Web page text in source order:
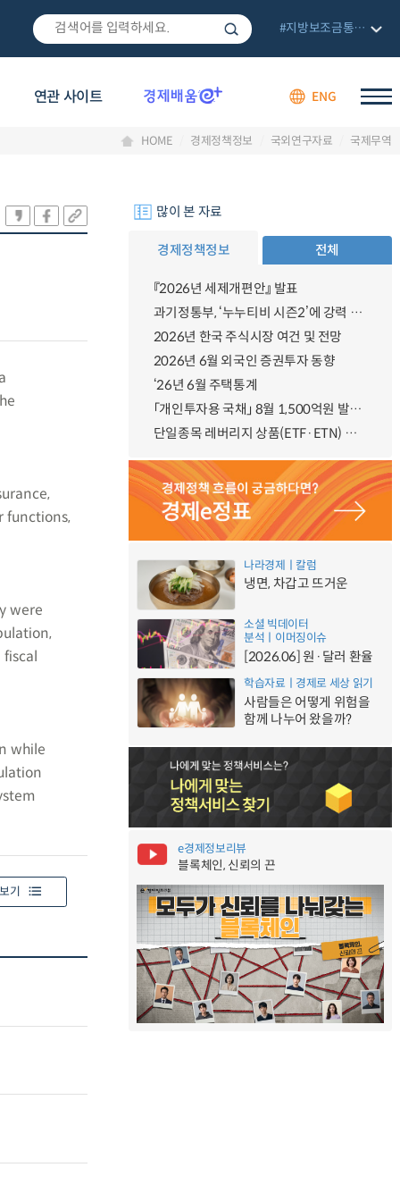
연관 사이트 ENG
#지방보조금통합관리망
HOME 경제정책정보 국외연구자료 국제무역
functions,
were
while
기
많이 본 자료
경제정책정보 전체
『2026년 세제개편안』 발표
과기정통부, ‘누누티비 시즌2’에 강력 대응 의지 밝혀
2026년 한국 주식시장 여건 및 전망
2026년 6월 외국인 증권투자 동향
‘26년 6월 주택통계
「개인투자용 국채」 8월 1,500억원 발행 예정
단일종목 레버리지 상품(ETF·ETN) 기본예탁금 강화 조기시행 방안 안내
나라경제ㅣ칼럼
냉면, 차갑고 뜨거운
소셜 빅데이터
분석ㅣ이머징이슈
[2026.06] 원·달러 환율
학습자료ㅣ경제로 세상 읽기
사람들은 어떻게 위험을
함께 나누어 왔을까?
e경제정보리뷰
블록체인, 신뢰의 끈